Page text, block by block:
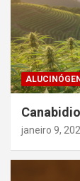
janeiro 9,